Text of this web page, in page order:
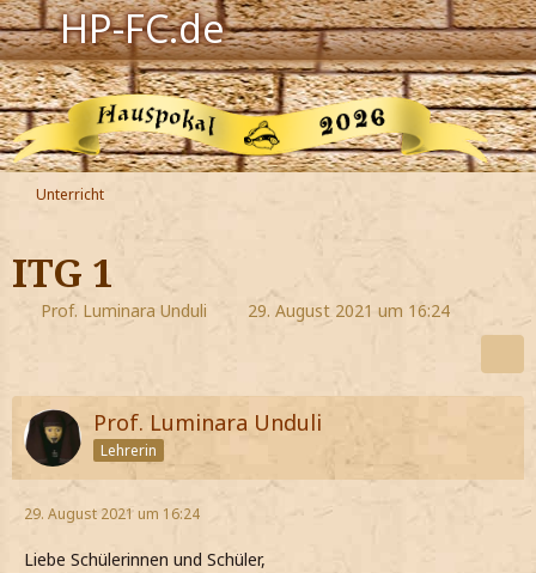
HP-FC.de
Navigation
Harry Potter
Der HP-FC
Hogwarts
Zauberwelt
Jetzt Fanclub-Mitglied werden!
Unterricht
ITG 1
Prof. Luminara Unduli 29. August 2021 um 16:24
Prof. Luminara Unduli
Lehrerin
29. August 2021 um 16:24
Liebe Schülerinnen und Schüler,